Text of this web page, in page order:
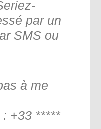
par un
SMS ou
à me
: +33 *****